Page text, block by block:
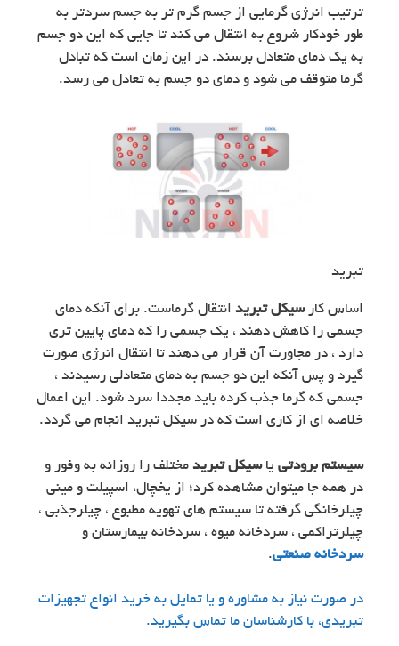
ترتیب انرژی گرمایی از جسم گرم تر به جسم سردتر به
طور خودکار شروع به انتقال می کند تا جایی که این دو جسم
به یک دمای متعادل برسند. در این زمان است که تبادل
گرما متوقف می شود و دمای دو جسم به تعادل می رسد.
تبرید
اساس کارسیکل تبرید انتقال گرماست. برای آنکه دمای
جسمی را کاهش دهند ، یک جسمی را که دمای پایین تری
دارد ، در مجاورت آن قرار می دهند تا انتقال انرژی صورت
گیرد و پس آنکه این دو جسم به دمای متعادلی رسیدند ،
جسمی که گرما جذب کرده باید مجددا سرد شود. این اعمال
خلاصه ای از کاری است که در سیکل تبرید انجام می گردد.
سیستم برودتی یاسیکل تبرید مختلف را روزانه به وفور و
در همه جا میتوان مشاهده کرد؛ از یخچال، اسپیلت و مینی
چیلرخانگی گرفته تا سیستم های تهویه مطبوع ، چیلرجذبی ،
چیلرتراکمی ، سردخانه میوه ، سردخانه بیمارستان و
سردخانه صنعتی.
در صورت نیاز به مشاوره و یا تمایل به خرید انواع تجهیزات
تبریدی، با کارشناسان ما تماس بگیرید.